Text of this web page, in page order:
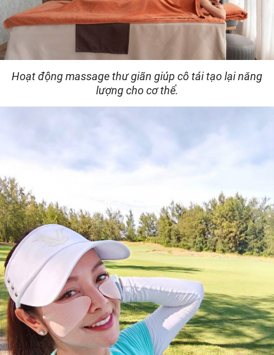
Hoạt động massage thư giãn giúp cô tái tạo lại năng
lượng cho cơ thể.